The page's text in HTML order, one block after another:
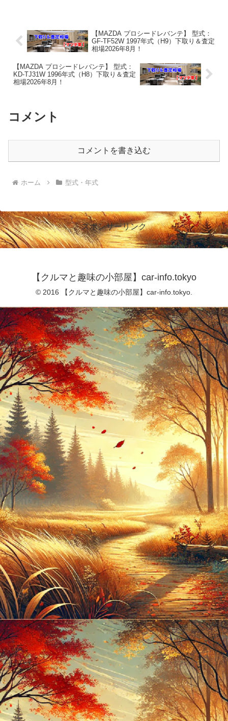
【MAZDA プロシードレバンテ】 型式：
GF-TF52W 1997年式（H9）下取り＆査定
相場2026年8月！
【MAZDA プロシードレバンテ】 型式：
KD-TJ31W 1996年式（H8）下取り＆査定
相場2026年8月！
コメント
コメントを書き込む
ホーム 型式・年式
スポンサーリンク
【クルマと趣味の小部屋】car-info.tokyo
© 2016 【クルマと趣味の小部屋】car-info.tokyo.